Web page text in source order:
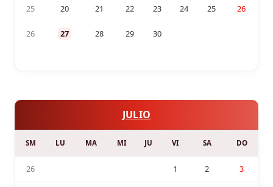
25 20 21 22 23 24 25 26
26 27 28 29 30
JULIO
SM LU MA MI JU VI SA DO
26 1 2 3